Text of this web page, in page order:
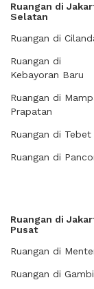
Ruangan di
Selatan
Ruangan di
Ruangan di
Kebayoran Baru
Ruangan di
Prapatan
Ruangan di Tebet
Ruangan di
Ruangan di
Pusat
Ruangan di
Ruangan di